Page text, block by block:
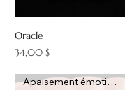
Oracle
Prix
34,00 $
Apaisement émotionnel